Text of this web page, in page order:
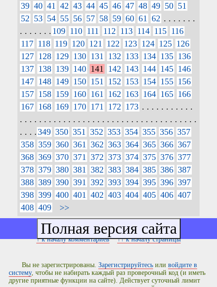
39 40 41 42 43 44 45 46 47 48 49 50 51
52 53 54 55 56 57 58 59 60 61 62 . . . . . . .
. . . . . . . 109 110 111 112 113 114 115 116
117 118 119 120 121 122 123 124 125 126
127 128 129 130 131 132 133 134 135 136
137 138 139 140 141 142 143 144 145 146
147 148 149 150 151 152 153 154 155 156
157 158 159 160 161 162 163 164 165 166
167 168 169 170 171 172 173 . . . . . . . . . . .
. . . . . . . . . . . . . . . . . . . . . . . . . . . . . . . . . . . . .
. . . .349 350 351 352 353 354 355 356 357
358 359 360 361 362 363 364 365 366 367
368 369 370 371 372 373 374 375 376 377
378 379 380 381 382 383 384 385 386 387
388 389 390 391 392 393 394 395 396 397
398 399 400 401 402 403 404 405 406 407
408 409 >>
↑ к началу комментариев ↑↑ к началу страницы
Вы не зарегистрированы.Зарегистрируйтесь иливойдите в
систему, чтобы не набирать каждый раз проверочный код (и иметь
другие приятные функции на сайте). Действует суточный лимит